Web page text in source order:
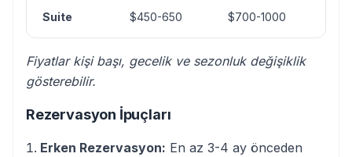
Suite $450-650 $700-1000
Fiyatlar kişi başı, gecelik ve sezonluk değişiklik
gösterebilir.
Rezervasyon İpuçları
Erken Rezervasyon: En az 3-4 ay önceden